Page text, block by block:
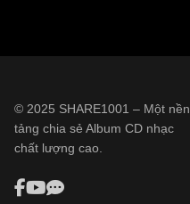
© 2025 SHARE1001 – Một nền
tảng chia sẻ Album CD nhạc
chất lượng cao.